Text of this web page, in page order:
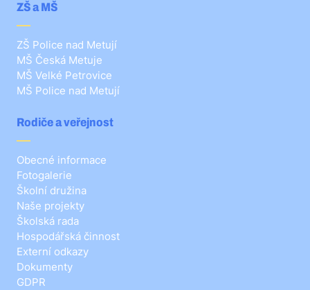
ZŠ a MŠ
ZŠ Police nad Metují
MŠ Česká Metuje
MŠ Velké Petrovice
MŠ Police nad Metují
Rodiče a veřejnost
Obecné informace
Fotogalerie
Školní družina
Naše projekty
Školská rada
Hospodářská činnost
Externí odkazy
Dokumenty
GDPR